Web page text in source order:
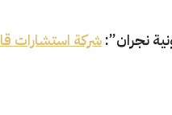
نجران”:شركة استشارات